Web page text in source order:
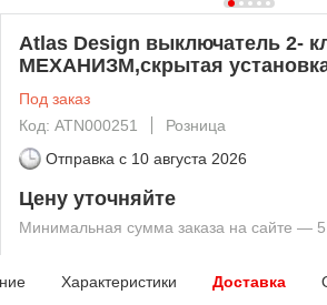
Atlas Design выключатель 2-
МЕХАНИЗМ,скрытая
Под заказ
Код: ATN000251
Розница
Отправка с 10 августа 2026
Цену уточняйте
Минимальная сумма заказа на сайте —
Характеристики Доставка